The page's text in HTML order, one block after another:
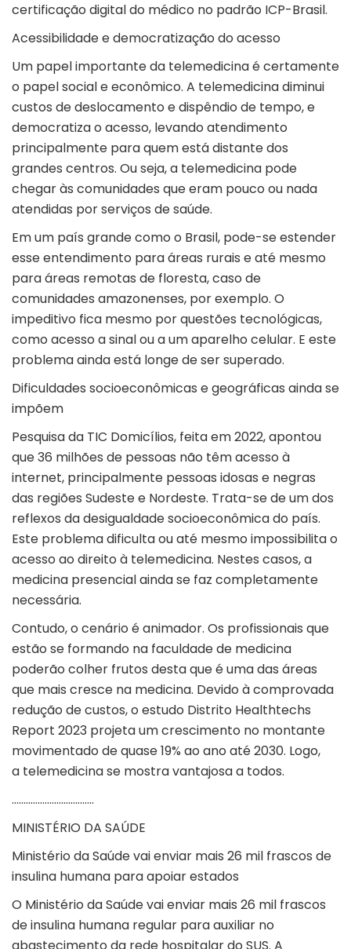
certificação digital do médico no padrão ICP-Brasil.
Acessibilidade e democratização do acesso
Um papel importante da telemedicina é certamente
o papel social e econômico. A telemedicina diminui
custos de deslocamento e dispêndio de tempo, e
democratiza o acesso, levando atendimento
principalmente para quem está distante dos
grandes centros. Ou seja, a telemedicina pode
chegar às comunidades que eram pouco ou nada
atendidas por serviços de saúde.
Em um país grande como o Brasil, pode-se estender
esse entendimento para áreas rurais e até mesmo
para áreas remotas de floresta, caso de
comunidades amazonenses, por exemplo. O
impeditivo fica mesmo por questões tecnológicas,
como acesso a sinal ou a um aparelho celular. E este
problema ainda está longe de ser superado.
Dificuldades socioeconômicas e geográficas ainda se
impõem
Pesquisa da TIC Domicílios, feita em 2022, apontou
que 36 milhões de pessoas não têm acesso à
internet, principalmente pessoas idosas e negras
das regiões Sudeste e Nordeste. Trata-se de um dos
reflexos da desigualdade socioeconômica do país.
Este problema dificulta ou até mesmo impossibilita o
acesso ao direito à telemedicina. Nestes casos, a
medicina presencial ainda se faz completamente
necessária.
Contudo, o cenário é animador. Os profissionais que
estão se formando na faculdade de medicina
poderão colher frutos desta que é uma das áreas
que mais cresce na medicina. Devido à comprovada
redução de custos, o estudo Distrito Healthtechs
Report 2023 projeta um crescimento no montante
movimentado de quase 19% ao ano até 2030. Logo,
a telemedicina se mostra vantajosa a todos.
……………………………..
MINISTÉRIO DA SAÚDE
Ministério da Saúde vai enviar mais 26 mil frascos de
insulina humana para apoiar estados
O Ministério da Saúde vai enviar mais 26 mil frascos
de insulina humana regular para auxiliar no